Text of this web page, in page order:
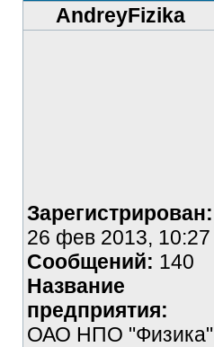
AndreyFizika
Зарегистрирован:
26 фев 2013, 10:27
Сообщений: 140
Название
предприятия:
ОАО НПО "Физика"